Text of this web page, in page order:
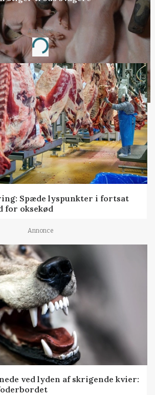
Annonce
Loading...
Spæde lyspunkter i fortsat
for oksekød
Annonce
ved lyden af skrigende kvier: